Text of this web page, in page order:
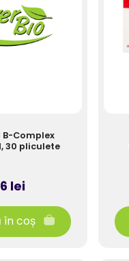
B-Complex
30 pliculete
lei
în coș